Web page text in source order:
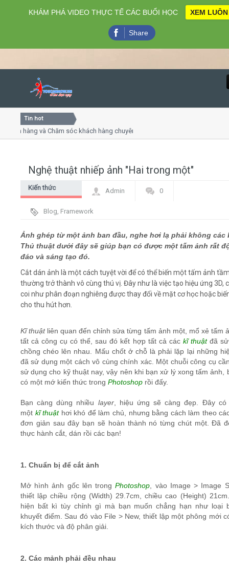
Close
Home
Giới thiệu
Video
Kiến thức
Liên hệ - Đăng ký
Tìm kiếm
Tin hot
hàng và Chăm sóc khách hàng chuyên nghiệp
Nghệ thuật nhiếp ảnh "Hai trong một"
Kiến thức
Admin 0
Blog, Framework
Ảnh ghép từ một ảnh ban đầu, nghe hơi lạ phải không các
Thủ thuật dưới đây sẽ giúp bạn có được một tấm ảnh rất
đáo và sáng tạo đó.
Cắt dán ảnh là một cách tuyệt vời để có thể biến một tấm ảnh
thường trở thành vô cùng thú vị. Đây như là việc tạo hiệu ứng 3D,
coi như phân đoạn nghiêng được thay đổi về mặt cơ học hoặc
cho thu hút hơn.
Kĩ thuậtliên quan đến chỉnh sửa từng tấm ảnh một, mổ xẻ tấm
tất cả công cụ có thể, sau đó kết hợp tất cả các kĩ thuật đã
chồng chéo lên nhau. Mấu chốt ở chỗ là phải lặp lại những
đã sử dụng một cách vô cùng chính xác. Một chuỗi công cụ
sử dụng cho kỹ thuật nay, vậy nên khi bạn xử lý xong tấm ảnh,
có một mớ kiến thức trong Photoshop rồi đấy.
Bạn càng dùng nhiều layer, hiệu ứng sẽ càng đẹp. Đây có
một kĩ thuật hơi khó để làm chủ, nhưng bằng cách làm theo
đơn giản sau đây bạn sẽ hoàn thành nó từng chút một. Đã
thực hành cắt, dán rồi các bạn!
1. Chuẩn bị để cắt ảnh
Mở hình ảnh gốc lên trong Photoshop, vào Image > Image
thiết lập chiều rộng (Width) 29.7cm, chiều cao (Height)
hiện bất kì tùy chỉnh gì mà bạn muốn chẳng hạn như loại
khuyết điểm. Sau đó vào File > New, thiết lập một phông mới
kích thước và độ phân giải.
2. Các mảnh phải đều nhau
KHÁM PHÁ VIDEO THỰC TẾ CÁC BUỔI HỌC XEM LUÔN
Share